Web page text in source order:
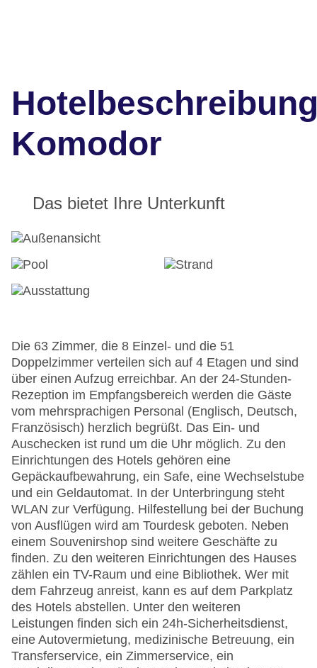
Komodor
Das bietet Ihre Unterkunft
Die 63 Zimmer, die 8 Einzel- und die 51
Doppelzimmer verteilen sich auf 4 Etagen und sind
über einen Aufzug erreichbar. An der 24-Stunden-
Rezeption im Empfangsbereich werden die Gäste
vom mehrsprachigen Personal (Englisch, Deutsch,
Französisch) herzlich begrüßt. Das Ein- und
Auschecken ist rund um die Uhr möglich. Zu den
Einrichtungen des Hotels gehören eine
Gepäckaufbewahrung, ein Safe, eine Wechselstube
und ein Geldautomat. In der Unterbringung steht
WLAN zur Verfügung. Hilfestellung bei der Buchung
von Ausflügen wird am Tourdesk geboten. Neben
einem Souvenirshop sind weitere Geschäfte zu
finden. Zu den weiteren Einrichtungen des Hauses
zählen ein TV-Raum und eine Bibliothek. Wer mit
dem Fahrzeug anreist, kann es auf dem Parkplatz
des Hotels abstellen. Unter den weiteren
Leistungen finden sich ein 24h-Sicherheitsdienst,
eine Autovermietung, medizinische Betreuung, ein
Transferservice, ein Zimmerservice, ein